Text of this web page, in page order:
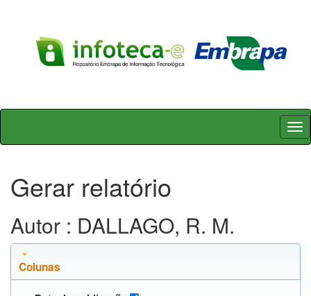
Skip
Gerar relatório
Autor : DALLAGO, R. M.
Colunas